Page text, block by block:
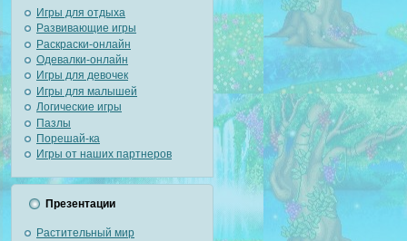
Игры для отдыха
Развивающие игры
Раскраски-онлайн
Одевалки-онлайн
Игры для девочек
Игры для малышей
Логические игры
Пазлы
Порешай-ка
Игры от наших партнеров
Презентации
Растительный мир